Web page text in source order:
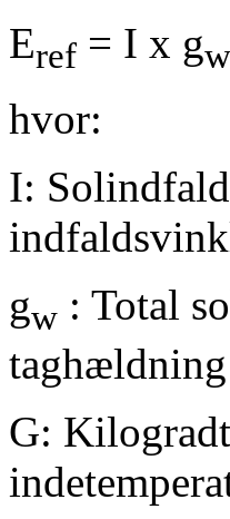
Eref = I x gw
hvor:
I:
gw : Total
taghældning
G: